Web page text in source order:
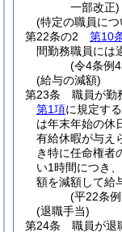
一部改正)
(特定の職員に
第22条の2
第10
間勤務職員には
(令4条例
(給与の減額)
第23条
職員が勤
第1項に規定す
は年末年始の休
有給休暇が与え
き特に任命権者
い1時間につき、
額を減額して給
(平22条
(退職手当)
第24条
職員が退